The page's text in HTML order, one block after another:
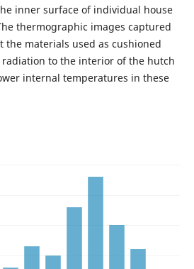
inner surface of individual house
thermographic images captured
the materials used as cushioned
to the interior of the hutch
internal temperatures in these